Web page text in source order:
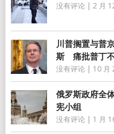
没有评论 | 2 月
川普搁置与普
斯 痛批普丁
没有评论 | 10 月
俄罗斯政府全
宪小组
没有评论 | 1 月